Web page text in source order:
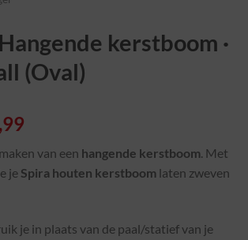
kerstboom ·
(Oval)
van een hangende kerstboom. Met
je Spira houten kerstboom laten zweven
je in plaats van de paal/statief van je